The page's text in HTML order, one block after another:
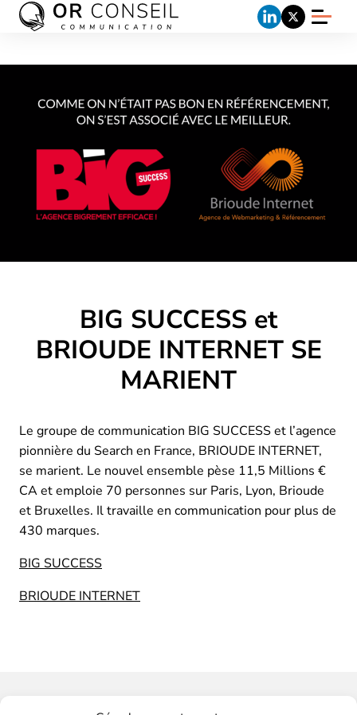
BIG SUCCESS et
BRIOUDE INTERNET SE
MARIENT
Le groupe de communication BIG SUCCESS et l’agence
pionnière du Search en France, BRIOUDE INTERNET,
se marient. Le nouvel ensemble pèse 11,5 Millions €
CA et emploie 70 personnes sur Paris, Lyon, Brioude
et Bruxelles. Il travaille en communication pour plus de
430 marques.
BIG SUCCESS
BRIOUDE INTERNET